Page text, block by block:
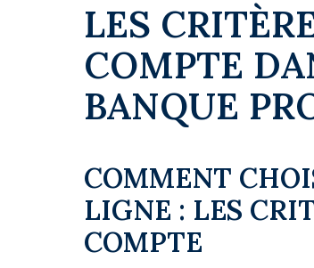
LES
COMPTE
BANQUE
COMMENT
LIGNE : LES
COMPTE